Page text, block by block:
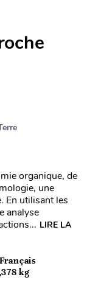
organique, de
une
En utilisant les
analyse
LIRE LA
Français
kg